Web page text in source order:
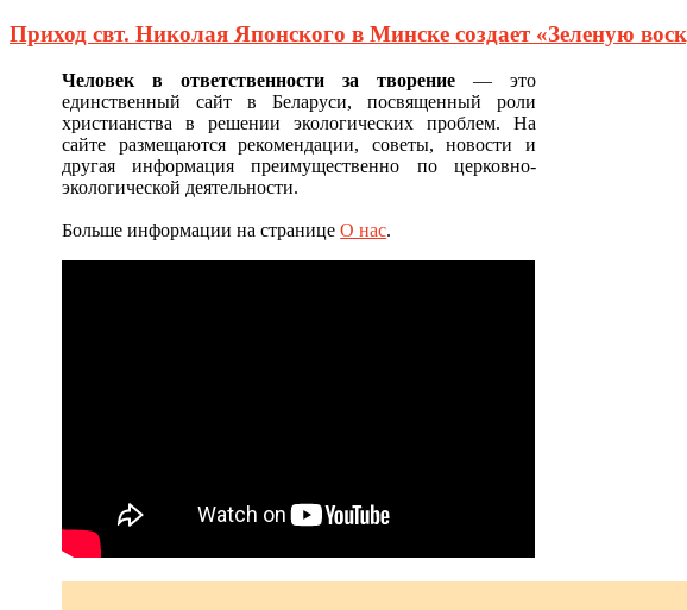
Приход свт. Николая Японского в Минске создает «Зеленую
Человек в ответственности за творение— это
единственный сайт в Беларуси, посвященный роли
христианства в решении экологических проблем. На
сайте размещаются рекомендации, советы, новости и
другая информация преимущественно по церковно-
экологической деятельности.
Больше информации на страницеО нас.